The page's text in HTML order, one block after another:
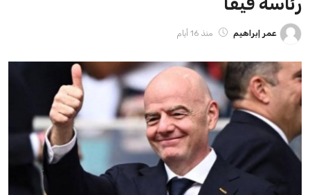
ايوا مصر
الاخبار الشائعة
إنفانتينو يخطو نحو ولاية رابعة في رئاسة فيفا
عمر إبراهيم